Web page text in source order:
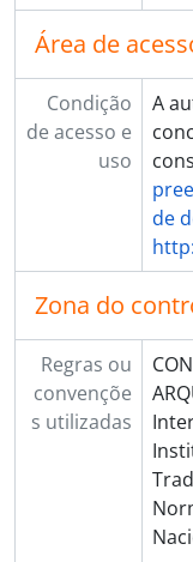
Área de
Condição
de acesso e
uso
A
de
Zona do
Regras ou
convençõe
s utilizadas